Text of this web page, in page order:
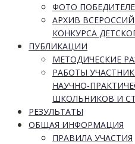
ФОТО
АРХИВ
КОНКУРСА
ПУБЛИКАЦИИ
МЕТОДИЧЕСКИЕ
РАБОТЫ
НАУЧНО-
ШКОЛЬНИКОВ И
РЕЗУЛЬТАТЫ
ОБЩАЯ ИНФОРМАЦИЯ
ПРАВИЛА УЧАСТИЯ